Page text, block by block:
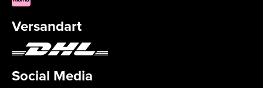
Versandart
Social Media